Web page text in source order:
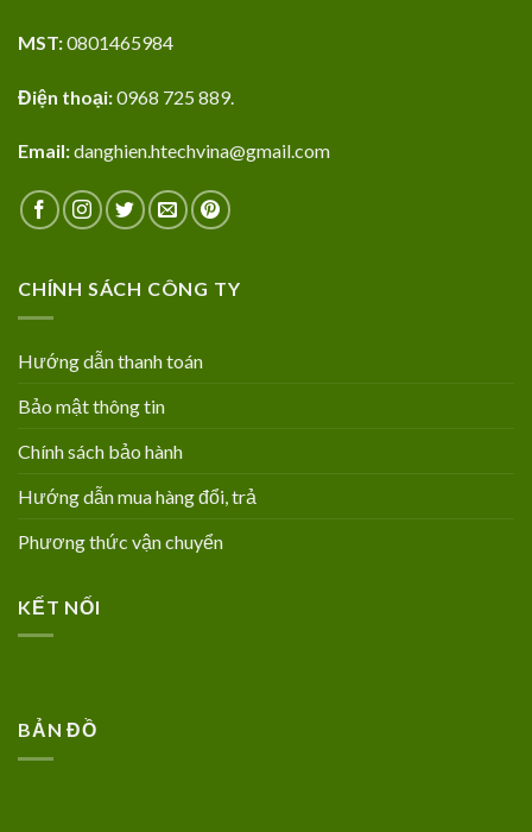
MST:0801465984
Điện thoại:0968 725 889.
Email:danghien.htechvina@gmail.com
CHÍNH SÁCH CÔNG TY
Hướng dẫn thanh toán
Bảo mật thông tin
Chính sách bảo hành
Hướng dẫn mua hàng đổi, trả
Phương thức vận chuyển
KẾT NỐI
BẢN ĐỒ